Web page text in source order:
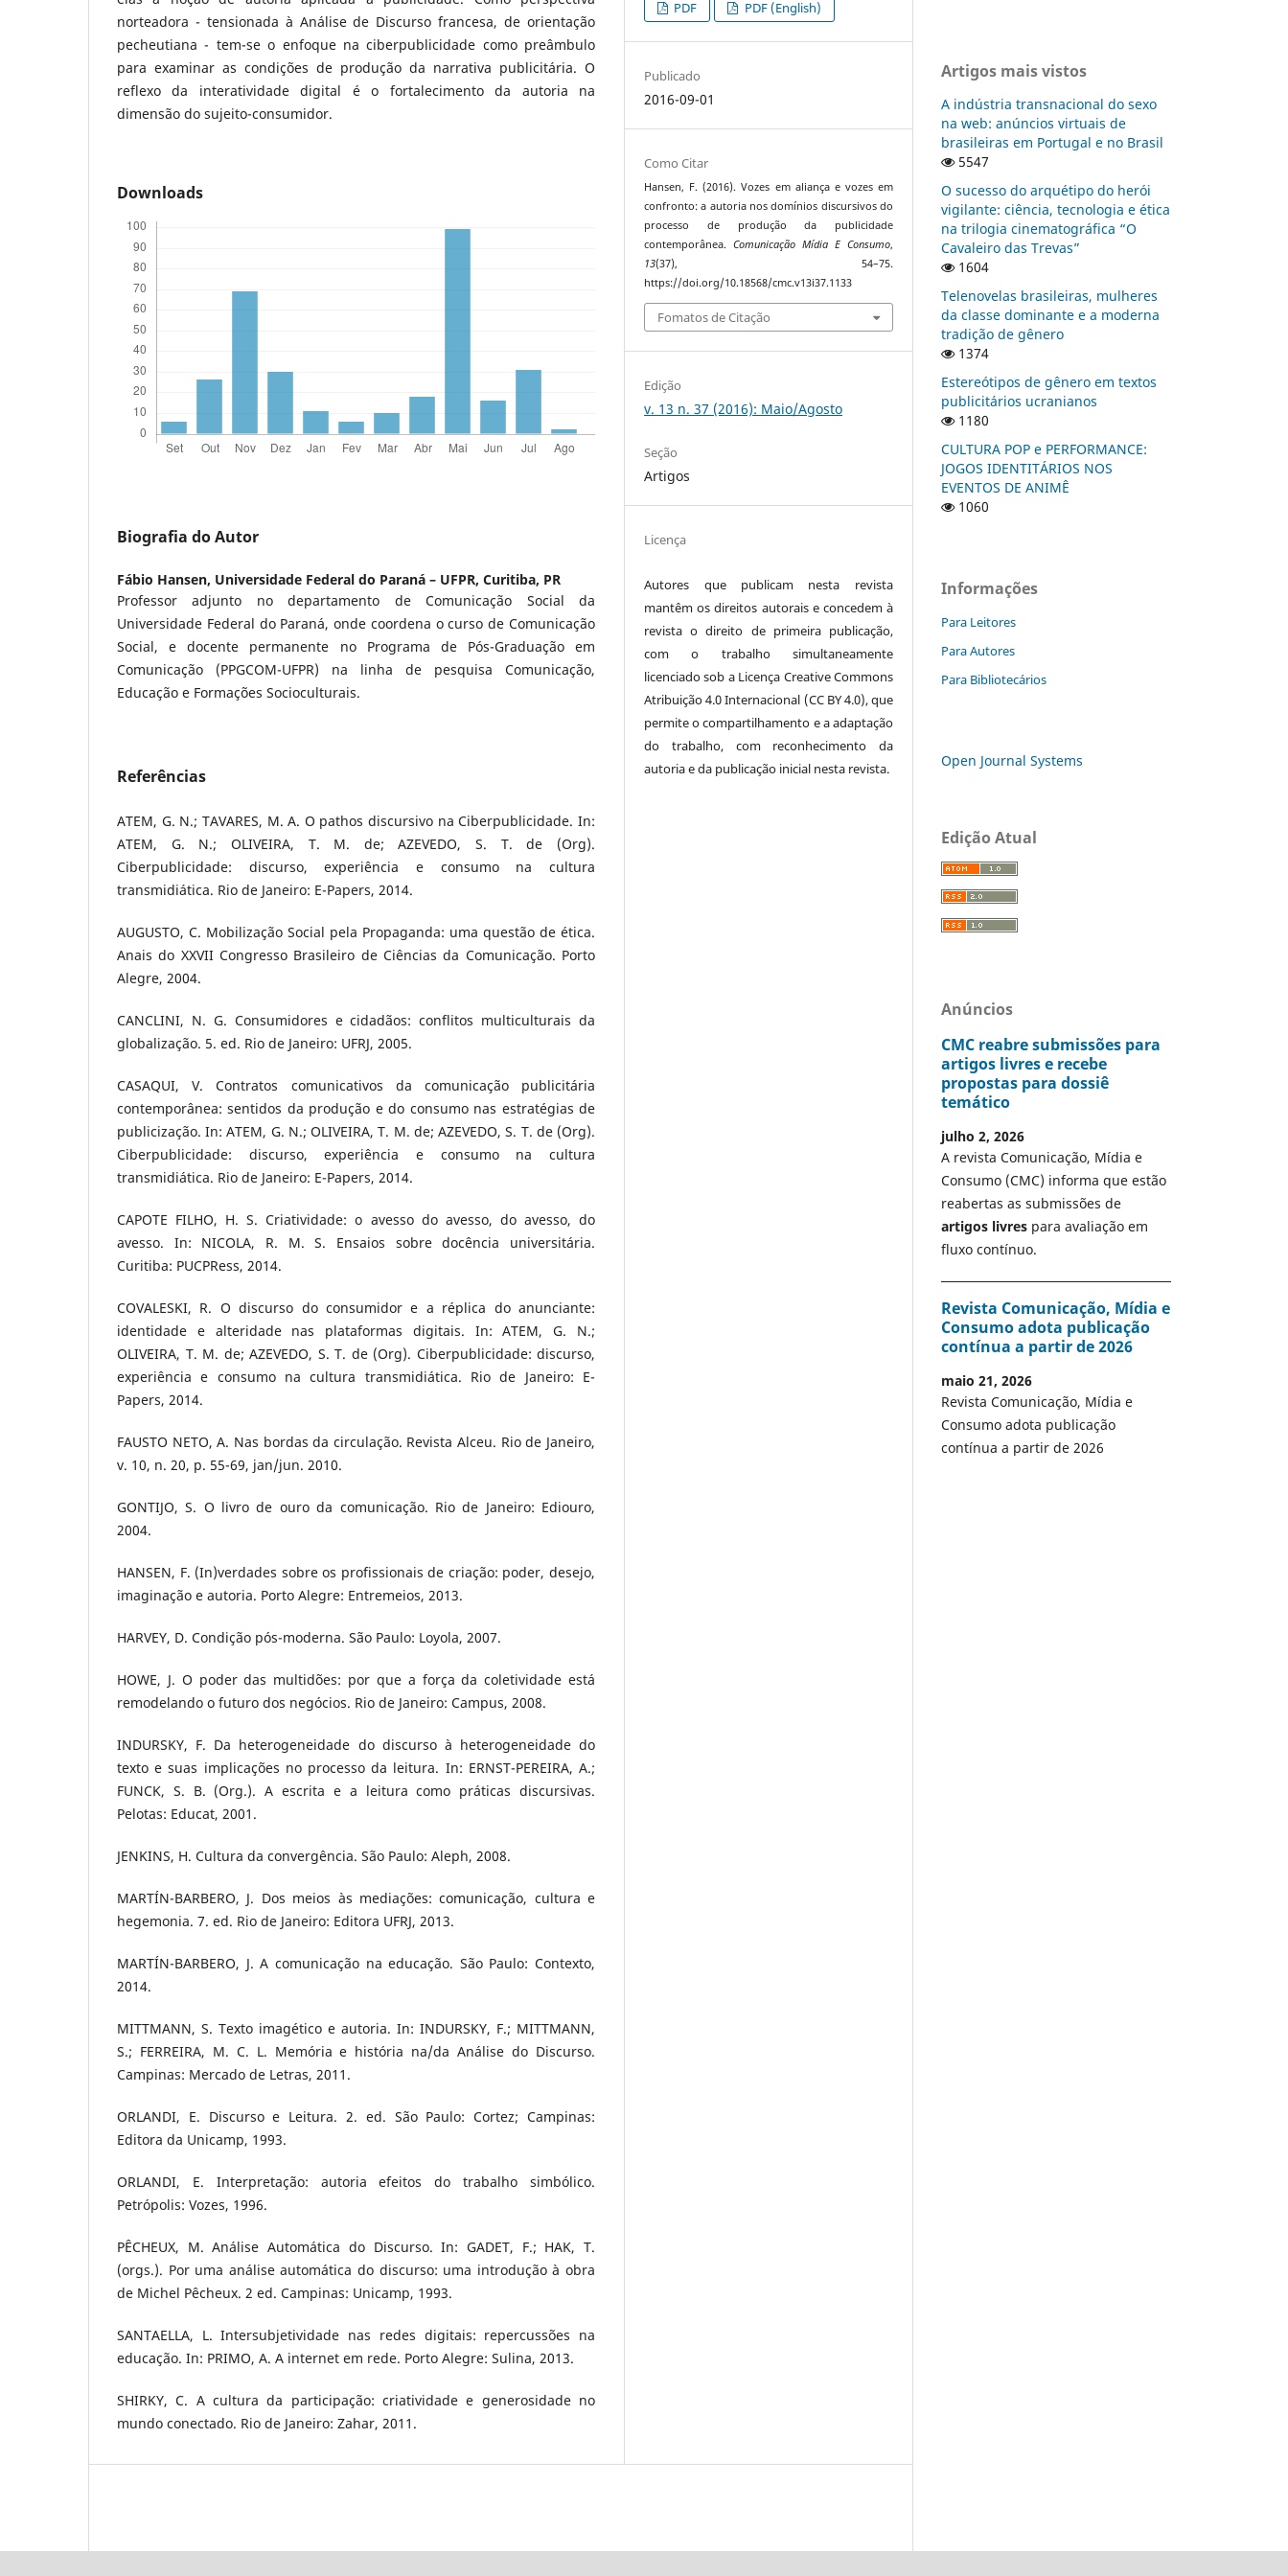
norteadora - tensionada à Análise de Discurso francesa, de orientação
pecheutiana - tem-se o enfoque na ciberpublicidade como preâmbulo
para examinar as condições de produção da narrativa publicitária. O
reflexo da interatividade digital é o fortalecimento da autoria na
dimensão do sujeito-consumidor.
Downloads
Biografia do Autor
Fábio Hansen, Universidade Federal do Paraná – UFPR, Curitiba, PR
Professor adjunto no departamento de Comunicação Social da
Universidade Federal do Paraná, onde coordena o curso de Comunicação
Social, e docente permanente no Programa de Pós-Graduação em
Comunicação (PPGCOM-UFPR) na linha de pesquisa Comunicação,
Educação e Formações Socioculturais.
Referências
ATEM, G. N.; TAVARES, M. A. O pathos discursivo na Ciberpublicidade. In:
ATEM, G. N.; OLIVEIRA, T. M. de; AZEVEDO, S. T. de (Org).
Ciberpublicidade: discurso, experiência e consumo na cultura
transmidiática. Rio de Janeiro: E-Papers, 2014.
AUGUSTO, C. Mobilização Social pela Propaganda: uma questão de ética.
Anais do XXVII Congresso Brasileiro de Ciências da Comunicação. Porto
Alegre, 2004.
CANCLINI, N. G. Consumidores e cidadãos: conflitos multiculturais da
globalização. 5. ed. Rio de Janeiro: UFRJ, 2005.
CASAQUI, V. Contratos comunicativos da comunicação publicitária
contemporânea: sentidos da produção e do consumo nas estratégias de
publicização. In: ATEM, G. N.; OLIVEIRA, T. M. de; AZEVEDO, S. T. de (Org).
Ciberpublicidade: discurso, experiência e consumo na cultura
transmidiática. Rio de Janeiro: E-Papers, 2014.
CAPOTE FILHO, H. S. Criatividade: o avesso do avesso, do avesso, do
avesso. In: NICOLA, R. M. S. Ensaios sobre docência universitária.
Curitiba: PUCPRess, 2014.
COVALESKI, R. O discurso do consumidor e a réplica do anunciante:
identidade e alteridade nas plataformas digitais. In: ATEM, G. N.;
OLIVEIRA, T. M. de; AZEVEDO, S. T. de (Org). Ciberpublicidade: discurso,
experiência e consumo na cultura transmidiática. Rio de Janeiro: E-
Papers, 2014.
FAUSTO NETO, A. Nas bordas da circulação. Revista Alceu. Rio de Janeiro,
v. 10, n. 20, p. 55-69, jan/jun. 2010.
GONTIJO, S. O livro de ouro da comunicação. Rio de Janeiro: Ediouro,
2004.
HANSEN, F. (In)verdades sobre os profissionais de criação: poder, desejo,
imaginação e autoria. Porto Alegre: Entremeios, 2013.
HARVEY, D. Condição pós-moderna. São Paulo: Loyola, 2007.
HOWE, J. O poder das multidões: por que a força da coletividade está
remodelando o futuro dos negócios. Rio de Janeiro: Campus, 2008.
INDURSKY, F. Da heterogeneidade do discurso à heterogeneidade do
texto e suas implicações no processo da leitura. In: ERNST-PEREIRA, A.;
FUNCK, S. B. (Org.). A escrita e a leitura como práticas discursivas.
Pelotas: Educat, 2001.
JENKINS, H. Cultura da convergência. São Paulo: Aleph, 2008.
MARTÍN-BARBERO, J. Dos meios às mediações: comunicação, cultura e
hegemonia. 7. ed. Rio de Janeiro: Editora UFRJ, 2013.
MARTÍN-BARBERO, J. A comunicação na educação. São Paulo: Contexto,
2014.
MITTMANN, S. Texto imagético e autoria. In: INDURSKY, F.; MITTMANN,
S.; FERREIRA, M. C. L. Memória e história na/da Análise do Discurso.
Campinas: Mercado de Letras, 2011.
ORLANDI, E. Discurso e Leitura. 2. ed. São Paulo: Cortez; Campinas:
Editora da Unicamp, 1993.
ORLANDI, E. Interpretação: autoria efeitos do trabalho simbólico.
Petrópolis: Vozes, 1996.
PÊCHEUX, M. Análise Automática do Discurso. In: GADET, F.; HAK, T.
(orgs.). Por uma análise automática do discurso: uma introdução à obra
de Michel Pêcheux. 2 ed. Campinas: Unicamp, 1993.
SANTAELLA, L. Intersubjetividade nas redes digitais: repercussões na
educação. In: PRIMO, A. A internet em rede. Porto Alegre: Sulina, 2013.
SHIRKY, C. A cultura da participação: criatividade e generosidade no
mundo conectado. Rio de Janeiro: Zahar, 2011.
PDF PDF (English)
Publicado
2016-09-01
Como Citar
Hansen, F. (2016). Vozes em aliança e vozes em
confronto: a autoria nos domínios discursivos do
processo de produção da publicidade
contemporânea.Comunicação Mídia E Consumo,
13(37), 54–75.
https://doi.org/10.18568/cmc.v13i37.1133
Fomatos de Citação
Edição
v. 13 n. 37 (2016): Maio/Agosto
Seção
Artigos
Licença
Autores que publicam nesta revista
mantêm os direitos autorais e concedem à
revista o direito de primeira publicação,
com o trabalho simultaneamente
licenciado sob a Licença Creative Commons
Atribuição 4.0 Internacional (CC BY 4.0), que
permite o compartilhamento e a adaptação
do trabalho, com reconhecimento da
autoria e da publicação inicial nesta revista.
Artigos mais vistos
A indústria transnacional do sexo
na web: anúncios virtuais de
brasileiras em Portugal e no Brasil
5547
O sucesso do arquétipo do herói
vigilante: ciência, tecnologia e ética
na trilogia cinematográfica “O
Cavaleiro das Trevas”
1604
Telenovelas brasileiras, mulheres
da classe dominante e a moderna
tradição de gênero
1374
Estereótipos de gênero em textos
publicitários ucranianos
1180
CULTURA POP e PERFORMANCE:
JOGOS IDENTITÁRIOS NOS
EVENTOS DE ANIMÊ
1060
Informações
Para Leitores
Para Autores
Para Bibliotecários
Open Journal Systems
Edição Atual
Anúncios
CMC reabre submissões para
artigos livres e recebe
propostas para dossiê
temático
julho 2, 2026
A revista Comunicação, Mídia e
Consumo (CMC) informa que estão
reabertas as submissões de
artigos livres para avaliação em
fluxo contínuo.
Revista Comunicação, Mídia e
Consumo adota publicação
contínua a partir de 2026
maio 21, 2026
Revista Comunicação, Mídia e
Consumo adota publicação
contínua a partir de 2026